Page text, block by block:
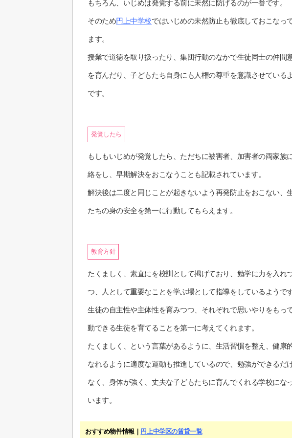
もちろん、いじめは発覚する前に未然に防げるのが一番です。
そのため円上中学校ではいじめの未然防止も徹底しておこなっ
ます。
授業で道徳を取り扱ったり、集団行動のなかで生徒同士の仲間
を育んだり、子どもたち自身にも人権の尊重を意識させている
です。
発覚したら
もしもいじめが発覚したら、ただちに被害者、加害者の両家族
絡をし、早期解決をおこなうことも記載されています。
解決後は二度と同じことが起きないよう再発防止をおこない、
たちの身の安全を第一に行動してもらえます。
教育方針
たくましく、素直にを校訓として掲げており、勉学に力を入れ
つ、人として重要なことを学ぶ場として指導をしているようです
生徒の自主性や主体性を育みつつ、それぞれで思いやりをもっ
動できる生徒を育てることを第一に考えてくれます。
たくましく、という言葉があるように、生活習慣を整え、健康
なれるように適度な運動も推進しているので、勉強ができるだ
なく、身体が強く、丈夫な子どもたちに育んでくれる学校にな
います。
おすすめ物件情報｜ 円上中学区の賃貸一覧